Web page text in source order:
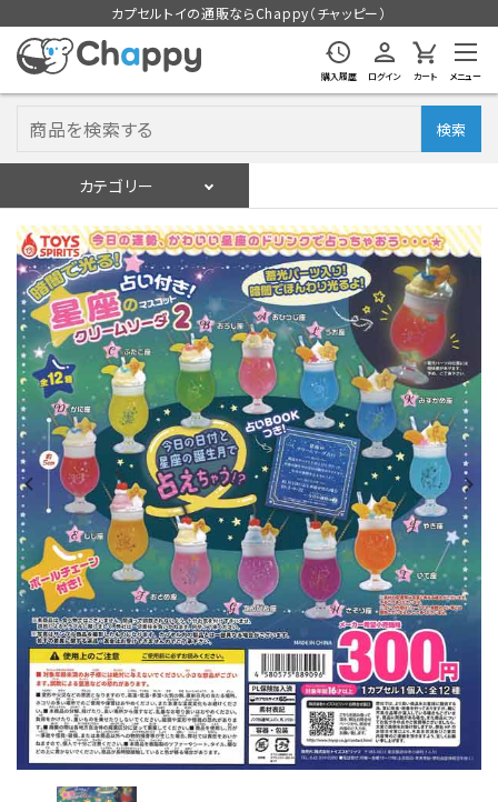
カプセルトイの通販ならChappy（チャッピー）
購入履歴 ログイン カート メニュー
検索
カテゴリー
ログイン 会員登録
入荷スケジュールをチェック
カプセルトイマシン本体
カプセルトイ
販促用空カプセル
レンタル
景品・玩具・文具
販促用カプセルトイ
よくあるご質問